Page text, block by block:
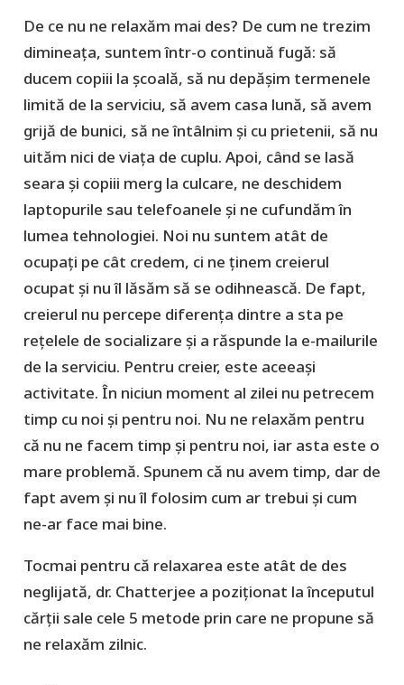
De ce nu ne relaxăm mai des? De cum ne trezim
dimineața, suntem într-o continuă fugă: să
ducem copiii la școală, să nu depășim termenele
limită de la serviciu, să avem casa lună, să avem
grijă de bunici, să ne întâlnim și cu prietenii, să nu
uităm nici de viața de cuplu. Apoi, când se lasă
seara și copiii merg la culcare, ne deschidem
laptopurile sau telefoanele și ne cufundăm în
lumea tehnologiei. Noi nu suntem atât de
ocupați pe cât credem, ci ne ținem creierul
ocupat și nu îl lăsăm să se odihnească. De fapt,
creierul nu percepe diferența dintre a sta pe
rețelele de socializare și a răspunde la e-mailurile
de la serviciu. Pentru creier, este aceeași
activitate. În niciun moment al zilei nu petrecem
timp cu noi și pentru noi. Nu ne relaxăm pentru
că nu ne facem timp și pentru noi, iar asta este o
mare problemă. Spunem că nu avem timp, dar de
fapt avem și nu îl folosim cum ar trebui și cum
ne-ar face mai bine.
Tocmai pentru că relaxarea este atât de des
neglijată, dr. Chatterjee a poziționat la începutul
cărții sale cele 5 metode prin care ne propune să
ne relaxăm zilnic.